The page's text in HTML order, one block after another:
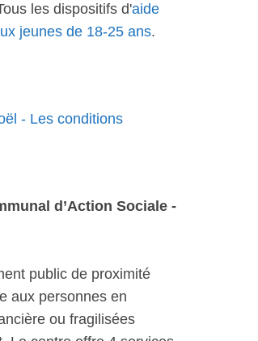
les dispositifs d'aide
jeunes de 18-25 ans.
- Les conditions
d’Action Sociale -
public de proximité
aux personnes en
ou fragilisées